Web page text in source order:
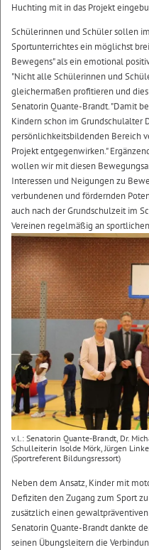
Huchting mit in das Projekt
Schülerinnen und Schüler sollen
Sportunterrichtes ein möglichst
Bewegens" als ein emotional
"Nicht alle Schülerinnen und
gleichermaßen profitieren und
Senatorin Quante-Brandt. "Damit
Kindern schon im Grundschulalter
persönlichkeitsbildenden Bereich
Projekt entgegenwirken."
wollen wir mit diesen
Interessen und Neigungen zu
verbundenen und fördernden
auch nach der Grundschulzeit im
Vereinen regelmäßig an
v.l.: Senatorin Quante-Brandt, Dr.
Schulleiterin Isolde Mörk, Jürgen
(Sportreferent Bildungsressort)
Neben dem Ansatz, Kinder mit
Defiziten den Zugang zum Sport
zusätzlich einen gewaltpräventiven
Senatorin Quante-Brandt dankte
seinen Übungsleitern die